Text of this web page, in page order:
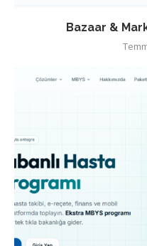
Bazaar &